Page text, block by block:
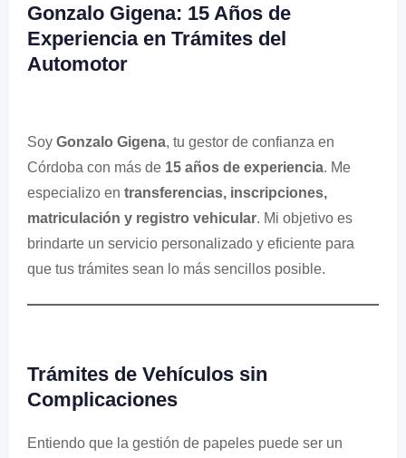
Gonzalo Gigena: 15 Años de
Experiencia en Trámites del
Automotor
Soy Gonzalo Gigena, tu gestor de confianza en
Córdoba con más de 15 años de experiencia. Me
especializo en transferencias, inscripciones,
matriculación y registro vehicular. Mi objetivo es
brindarte un servicio personalizado y eficiente para
que tus trámites sean lo más sencillos posible.
Trámites de Vehículos sin
Complicaciones
Entiendo que la gestión de papeles puede ser un